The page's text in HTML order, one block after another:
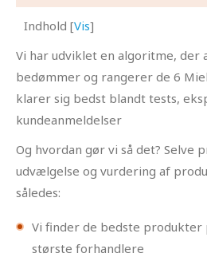
Indhold [Vis]
Vi har udviklet en algoritme, der
bedømmer og rangerer de 6
klarer sig bedst blandt tests,
kundeanmeldelser
Og hvordan gør vi så det? Selve
udvælgelse og vurdering af
således:
Vi finder de bedste produkter
største forhandlere